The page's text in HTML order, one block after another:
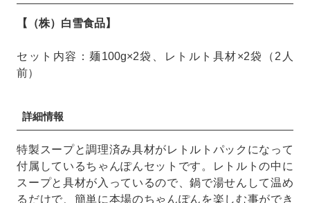
【（株）白雪食品】
セット内容：麺100g×2袋、レトルト具材×2袋（2人
前）
詳細情報
特製スープと調理済み具材がレトルトパックになって
付属しているちゃんぽんセットです。レトルトの中に
スープと具材が入っているので、鍋で湯せんして温め
るだけで、簡単に本場のちゃんぽんを楽しむ事ができ